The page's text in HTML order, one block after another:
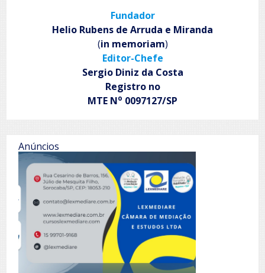
Fundador
Helio Rubens de Arruda e Miranda
(in memoriam)
Editor-Chefe
Sergio Diniz da Costa
Registro no
MTE No 0097127/SP
Anúncios